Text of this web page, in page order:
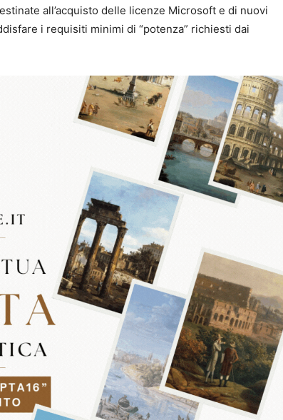
all’acquisto delle licenze Microsoft e di nuovi
i requisiti minimi di “potenza” richiesti dai